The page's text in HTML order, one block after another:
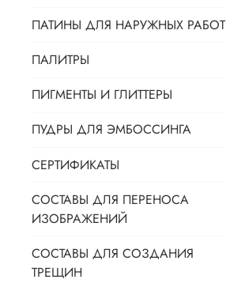
ПАТИНЫ ДЛЯ НАРУЖНЫХ РАБОТ
ПАЛИТРЫ
ПИГМЕНТЫ И ГЛИТТЕРЫ
ПУДРЫ ДЛЯ ЭМБОССИНГА
СЕРТИФИКАТЫ
СОСТАВЫ ДЛЯ ПЕРЕНОСА
ИЗОБРАЖЕНИЙ
СОСТАВЫ ДЛЯ СОЗДАНИЯ
ТРЕЩИН